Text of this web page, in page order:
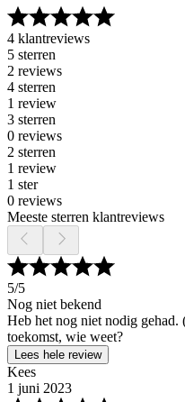
4 klantreviews
5 sterren
2 reviews
4 sterren
1 review
3 sterren
0 reviews
2 sterren
1 review
1 ster
0 reviews
Meeste sterren klantreviews
5/5
Nog niet bekend
Heb het nog niet nodig
toekomst, wie weet?
Lees hele review
Kees
1 juni 2023